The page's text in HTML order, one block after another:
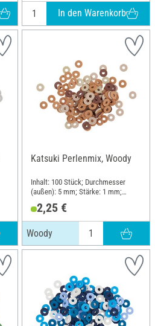
In den Warenkorb
Katsuki Perlenmix, Woody
Inhalt: 100 Stück; Durchmesser
(außen): 5 mm; Stärke: 1 mm;
Material: Gummi
2,25 €
Woody